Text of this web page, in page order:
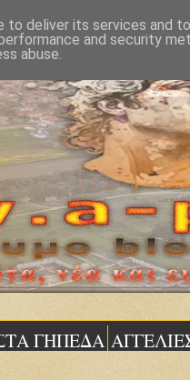
ΓΗΠΕΔΑ
deliver its services and
and security
abuse.